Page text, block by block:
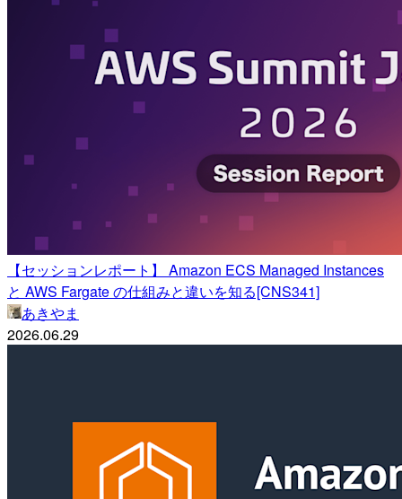
【セッションレポート】 Amazon ECS Managed Instances
と AWS Fargate の仕組みと違いを知る[CNS341]
あきやま
2026.06.29